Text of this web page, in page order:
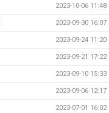
2023-10-06 11:48
2023-09-30 16:07
2023-09-24 11:20
2023-09-21 17:22
2023-09-10 15:33
2023-09-06 12:17
2023-07-01 16:02